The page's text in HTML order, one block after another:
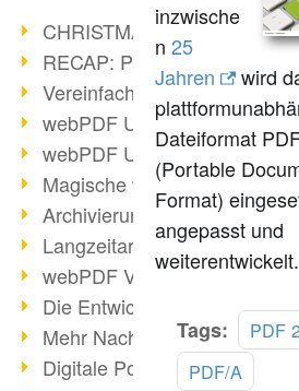
CHRISTMAS 2022 loading
RECAP: PDF Days Europe
Vereinfachung
webPDF Update 8.0.0.2727
webPDF Update 9.0.0.2732
Magische webPDF Version 9
Archivierung:
Langzeitarchivierung mit PDF/
webPDF Video - Behind the
Die Entwicklung von PDF/X
Mehr Nachhaltigkeit durch
Digitale Post als PDF/A
inzwische
n 25
Jahren
wird
Dateiformat
(Portable
Format)
angepasst und
weiterentwickelt.
Tags:
PDF
PDF/A